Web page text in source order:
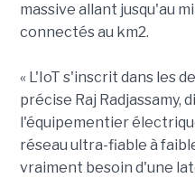
massive allant jusqu'au
connectés au km2.
« L'IoT s'inscrit dans les
précise Raj Radjassamy,
l'équipementier
réseau ultra-fiable à
vraiment besoin d'une